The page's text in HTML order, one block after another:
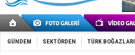
GÜNDEM SEKTÖRDEN TÜRK BOĞAZLARI